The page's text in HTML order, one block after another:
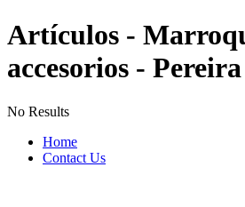
Artículos -
accesorios - Pereira
No Results
Home
Contact Us